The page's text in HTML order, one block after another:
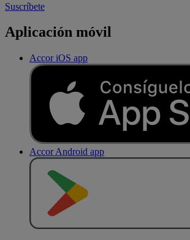
Suscríbete
Aplicación móvil
Accor iOS app
Accor Android app